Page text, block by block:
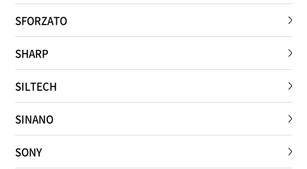
SFORZATO
SHARP
SILTECH
SINANO
SONY